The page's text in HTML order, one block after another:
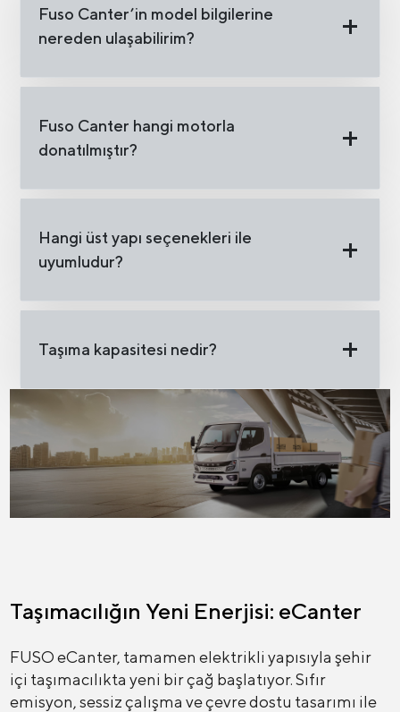
Fuso Canter’in model bilgilerine
nereden ulaşabilirim?
Fuso Canter hangi motorla
donatılmıştır?
Hangi üst yapı seçenekleri ile
uyumludur?
Taşıma kapasitesi nedir?
Taşımacılığın Yeni Enerjisi: eCanter
FUSO eCanter, tamamen elektrikli yapısıyla şehir
içi taşımacılıkta yeni bir çağ başlatıyor. Sıfır
emisyon, sessiz çalışma ve çevre dostu tasarımı ile